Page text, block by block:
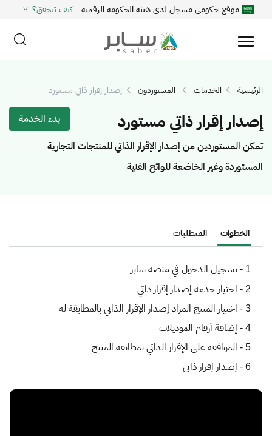
موقع حكومي مسجل لدى هيئة الحكومة الرقمية كيف تتحقق؟
الرئيسية الخدمات المستوردون إصدار إقرار ذاتي مستورد
إصدار إقرار ذاتي مستورد بدء الخدمة
تمكن المستوردين من إصدار الإقرار الذاتي للمنتجات التجارية
المستوردة وغير الخاضعة للوائح الفنية
الخطوات المتطلبات
1 -
تسجيل الدخول في منصة سابر
2 -
اختيار خدمة إصدار إقرار ذاتي
3 -
اختيار المنتج المراد إصدار الإقرار الذاتي بالمطابقة له
4 -
إضافة أرقام الموديلات
5 -
الموافقة على الإقرار الذاتي بمطابقة المنتج
6 -
إصدار إقرار ذاتي